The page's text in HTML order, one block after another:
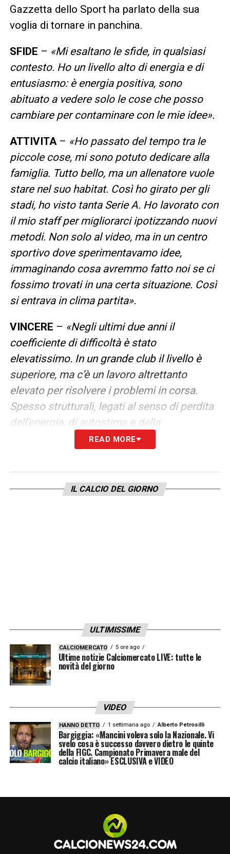
Gazzetta dello Sport ha parlato della sua
voglia di tornare in panchina.
SFIDE – «Mi esaltano le sfide, in qualsiasi
contesto. Ho un livello alto di energia e di
entusiasmo: è energia positiva, sono
abituato a vedere solo le cose che posso
cambiare per contaminare con le mie idee».
ATTIVITA– «Ho passato del tempo tra le
piccole cose, mi sono potuto dedicare alla
famiglia. Tutto bello, ma un allenatore vuole
stare nel suo habitat. Così ho girato per gli
stadi, ho visto tanta Serie A. Ho lavorato con
il mio staff per migliorarci ipotizzando nuovi
metodi. Non solo al video, ma in un centro
sportivo dove sperimentavamo idee,
immaginando cosa avremmo fatto noi se ci
fossimo trovati in una certa situazione. Così
si entrava in clima partita».
VINCERE – «Negli ultimi due anni il
coefficiente di difficoltà è stato
elevatissimo. In un grande club il livello è
superiore, ma c’è un lavoro altrettanto
elevato per risolvere i problemi in corsa.
Spesso strutturali, legati al senso di perdita
dell’energia, di autostima e della
consapevolezza».
sempre un subentrante. Anzi, il 60% delle
volte sono partito dall’inizio. Negli ultimi due
che aggiusti in corsa diventa la base per
ripartire l’anno dopo».
AVVENTURE IN PANCHINA
stata straordinaria, la squadra aveva un
sono legato da sempre, c’era un alto
coefficiente di difficoltà perché sono stati i
due anni del lockdown. Genoa è stata
sentimentale, sentivo la responsabilità
non meritava quella classifica a competere
nell’anno successivo. Mesi intensissimi».
READ MORE
IL CALCIO DEL GIORNO
ULTIMISSIME
CALCIOMERCATO 5 ore ago
Ultime notizie Calciomercato LIVE: tutte le
novità del giorno
VIDEO
HANNO DETTO 1 settimana ago Alberto Petrosilli
Bargiggia: «Mancini voleva solo la Nazionale. Vi
svelo cosa è successo davvero dietro le quinte
della FIGC. Campionato Primavera male del
calcio italiano» ESCLUSIVA e VIDEO